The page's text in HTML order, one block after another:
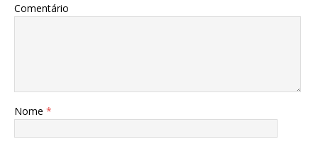
Comentário
Nome *